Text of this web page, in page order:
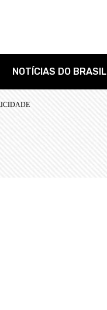
NOTÍCIAS DO BRASIL